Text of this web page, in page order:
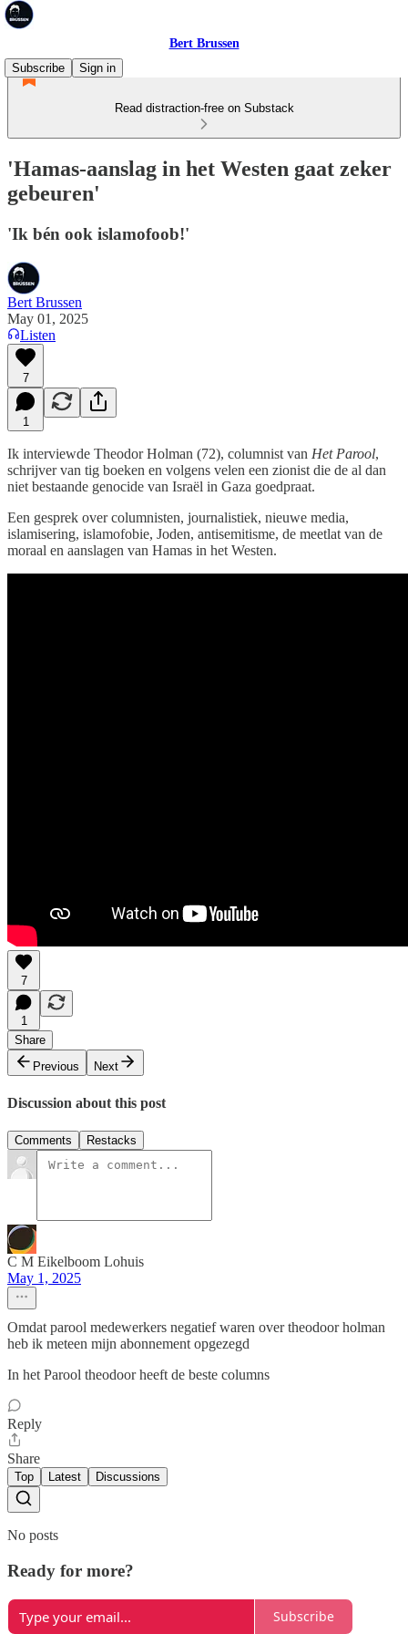
Bert Brussen
Subscribe
Sign in
Read distraction-free on Substack
'Hamas-aanslag in het Westen gaat zeker
gebeuren'
'Ik bén ook islamofoob!'
Bert Brussen
May 01, 2025
Listen
7
1
Ik interviewde Theodor Holman (72), columnist van Het Parool,
schrijver van tig boeken en volgens velen een zionist die de al dan
niet bestaande genocide van Israël in Gaza goedpraat.
Een gesprek over columnisten, journalistiek, nieuwe media,
islamisering, islamofobie, Joden, antisemitisme, de meetlat van de
moraal en aanslagen van Hamas in het Westen.
7
1
Share
Previous
Next
Discussion about this post
Comments Restacks
C M Eikelboom Lohuis
May 1, 2025
Omdat parool medewerkers negatief waren over theodoor holman
heb ik meteen mijn abonnement opgezegd
In het Parool theodoor heeft de beste columns
Reply
Share
Top Latest Discussions
No posts
Ready for more?
Subscribe